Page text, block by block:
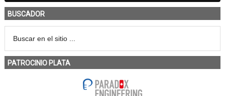
BUSCADOR
PATROCINIO PLATA